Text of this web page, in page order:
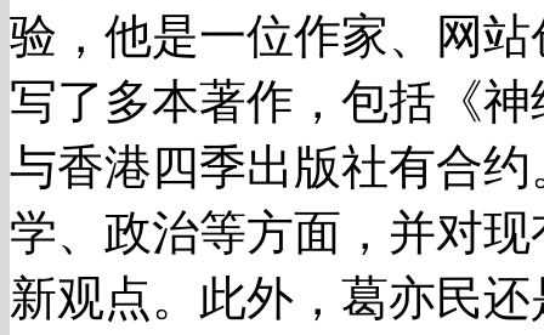
验，他是一位作家、网
写了多本著作，包括《
与香港四季出版社有合
学、政治等方面，并对
新观点。此外，葛亦民